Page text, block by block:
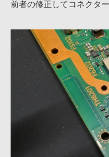
前者の修正してコネクタ